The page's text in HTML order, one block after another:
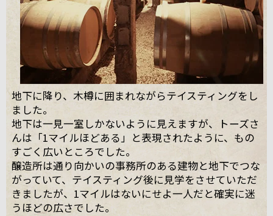
地下に降り、木樽に囲まれながらテイスティングをし
ました。
地下は一見一室しかないように見えますが、トーズさ
んは「1マイルほどある」と表現されたように、もの
すごく広いところでした。
醸造所は通り向かいの事務所のある建物と地下でつな
がっていて、テイスティング後に見学をさせていただ
きましたが、1マイルはないにせよ一人だと確実に迷
うほどの広さでした。